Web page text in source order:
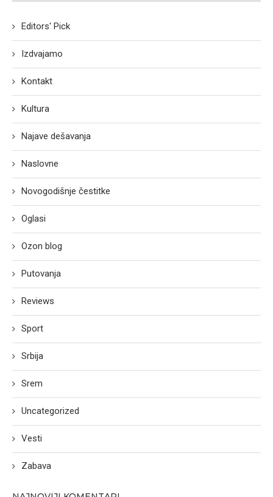
Editors' Pick
Izdvajamo
Kontakt
Kultura
Najave dešavanja
Naslovne
Novogodišnje čestitke
Oglasi
Ozon blog
Putovanja
Reviews
Sport
Srbija
Srem
Uncategorized
Vesti
Zabava